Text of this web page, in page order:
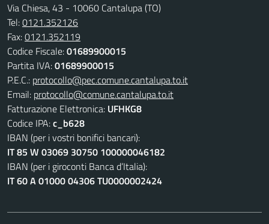
Via Chiesa, 43 - 10060 Cantalupa (TO)
Tel:0121.352126
Fax:0121.352119
Codice Fiscale:01689900015
Partita IVA:01689900015
P.E.C.: protocollo@pec.comune.cantalupa.to.it
Email: protocollo@comune.cantalupa.to.it
Fatturazione Elettronica: UFHKG8
Codice IPA:c_b628
IBAN (per i vostri bonifici bancari):
IT 85 W 03069 30750 100000046182
IBAN (per i giroconti Banca d’Italia):
IT 60 A 01000 04306 TU0000002424